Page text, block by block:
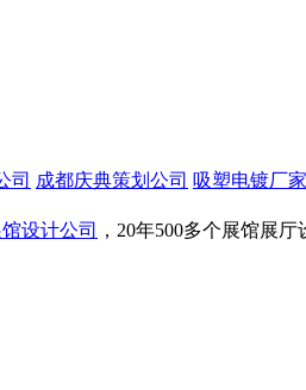
司 成都庆典策划公司 吸塑电镀厂家
馆设计公司
，20年500多个展馆展